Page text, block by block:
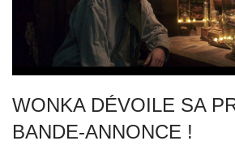
WONKA DÉVOILE SA
BANDE-ANNONCE !